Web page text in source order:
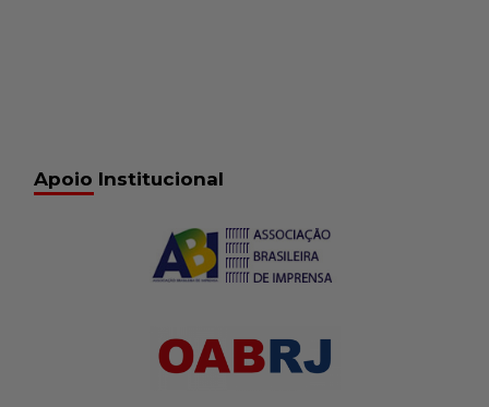
Apoio Institucional